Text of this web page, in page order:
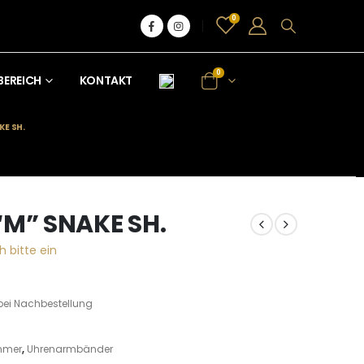
0
KONTAKT
0
SH.
SNAKE SH.
bitte ein
Nachbestellung
, Uhrenarmbänder